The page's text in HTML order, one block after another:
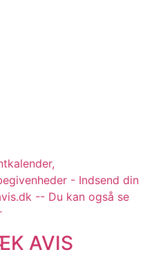
- Indsend din
-- Du kan også se
AVIS